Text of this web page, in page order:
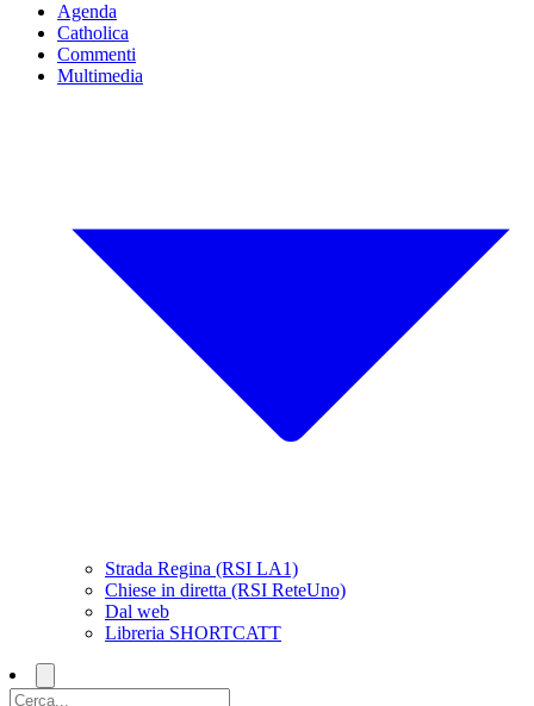
Agenda
Catholica
Commenti
Multimedia
Strada Regina (RSI LA1)
Chiese in diretta (RSI ReteUno)
Dal web
Libreria SHORTCATT